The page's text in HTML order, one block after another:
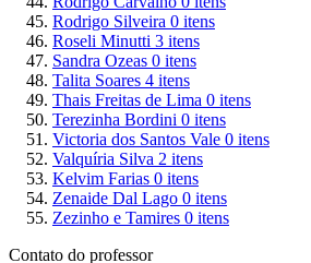
Rodrigo Silveira 0 itens
Roseli Minutti 3 itens
Sandra Ozeas 0 itens
Talita Soares 4 itens
Thais Freitas de Lima 0 itens
Terezinha Bordini 0 itens
Victoria dos Santos Vale 0 itens
Valquíria Silva 2 itens
Kelvim Farias 0 itens
Zenaide Dal Lago 0 itens
Zezinho e Tamires 0 itens
Contato do professor